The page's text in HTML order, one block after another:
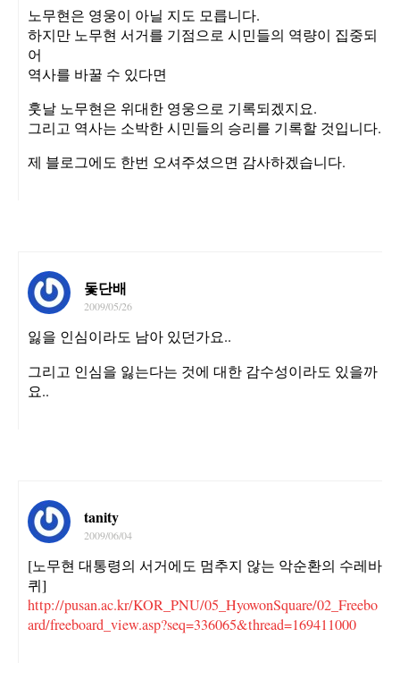
노무현은 영웅이 아닐 지도 모릅니다.
하지만 노무현 서거를 기점으로 시민들의 역량이 집중되
어
역사를 바꿀 수 있다면
훗날 노무현은 위대한 영웅으로 기록되겠지요.
그리고 역사는 소박한 시민들의 승리를 기록할 것입니다.
제 블로그에도 한번 오셔주셨으면 감사하겠습니다.
돛단배
2009/05/26
잃을 인심이라도 남아 있던가요..
그리고 인심을 잃는다는 것에 대한 감수성이라도 있을까
요..
tanity
2009/06/04
[노무현 대통령의 서거에도 멈추지 않는 악순환의 수레바
퀴]
http://pusan.ac.kr/KOR_PNU/05_HyowonSquare/02_Freebo
ard/freeboard_view.asp?seq=336065&thread=169411000